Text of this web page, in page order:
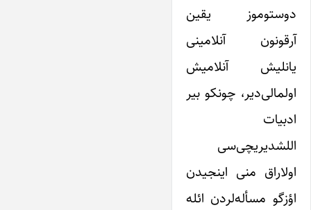
دوستوموز یقین
آرقونون آنلامینی
یانلیش آنلامیش
اولمالی‌دیر، چونکو بیر
ادبیات
اللشدیریچی‌سی
اولاراق منی اینجیدن
اؤزگو مسأله‌لردن ائله